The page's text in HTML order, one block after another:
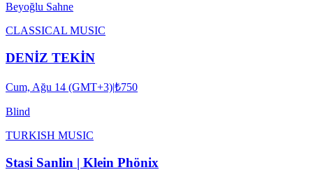
Beyoğlu Sahne
CLASSICAL MUSIC
DENİZ TEKİN
Cum, Ağu 14 (GMT+3)|₺750
Blind
TURKISH MUSIC
Stasi Sanlin | Klein Phönix